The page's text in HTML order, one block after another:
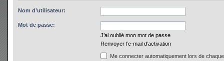
Nom d’utilisateur:
Mot de passe:
J’ai oublié mon mot de passe
Renvoyer l’e-mail d’activation
Me connecter automatiquement lors de